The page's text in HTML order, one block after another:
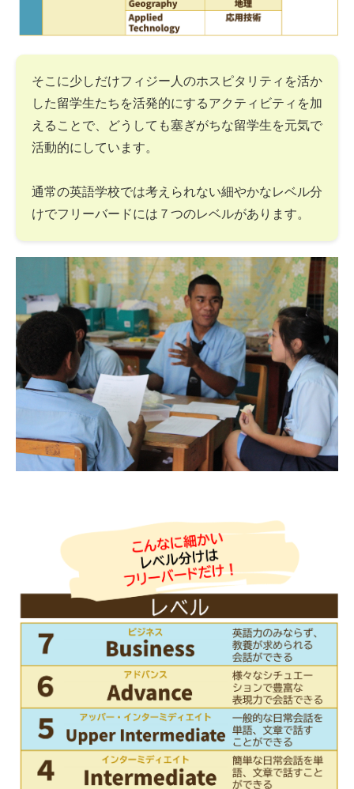
そこに少しだけフィジー人のホスピタリティを活か
した留学生たちを活発的にするアクティビティを加
えることで、どうしても塞ぎがちな留学生を元気で
活動的にしています。
通常の英語学校では考えられない細やかなレベル分
けでフリーバードには７つのレベルがあります。